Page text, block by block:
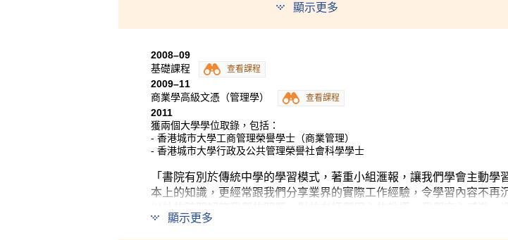
自國內或本地的中學生。從接待來自不同階
係。
顯示更多
2008–09
基礎課程
查看課程
2009–11
商業學高級文憑（管理學）
查看課程
2011
獲兩個大學學位取錄，包括：
- 香港城市大學工商管理榮譽學士（商業管理）
- 香港城市大學行政及公共管理榮譽社會科學學士
「書院有別於傳統中學的學習模式，著重小組滙報，讓我們學會主動
本上的知識，更經常跟我們分享業界的實際工作經驗，令學習內容不再
了一群志同道合、有著相同目標、一起努力的同學。」
顯示更多